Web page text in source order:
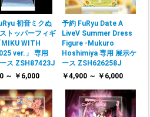
初音ミクぬ
トッパーフィギ
MIKU WITH
ver.」 専用
ス ZSH87423J
～ ￥6,000
予約 FuRyu Date A
LiveⅤ Summer Dress
Figure -Mukuro
Hoshimiya 専用 展示ケ
ース ZSH626258J
￥4,900 ～ ￥6,000